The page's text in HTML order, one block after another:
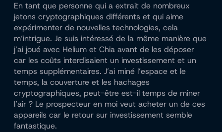
En tant que personne qui a extrait de nombreux
jetons cryptographiques différents et qui aime
expérimenter de nouvelles technologies, cela
m’intrigue. Je suis intéressé de la même manière que
j’ai joué avec Helium et Chia avant de les déposer
car les coûts interdisaient un investissement et un
temps supplémentaires. J’ai miné l’espace et le
temps, la couverture et les hachages
cryptographiques, peut-être est-il temps de miner
l’air ? Le prospecteur en moi veut acheter un de ces
appareils car le retour sur investissement semble
fantastique.